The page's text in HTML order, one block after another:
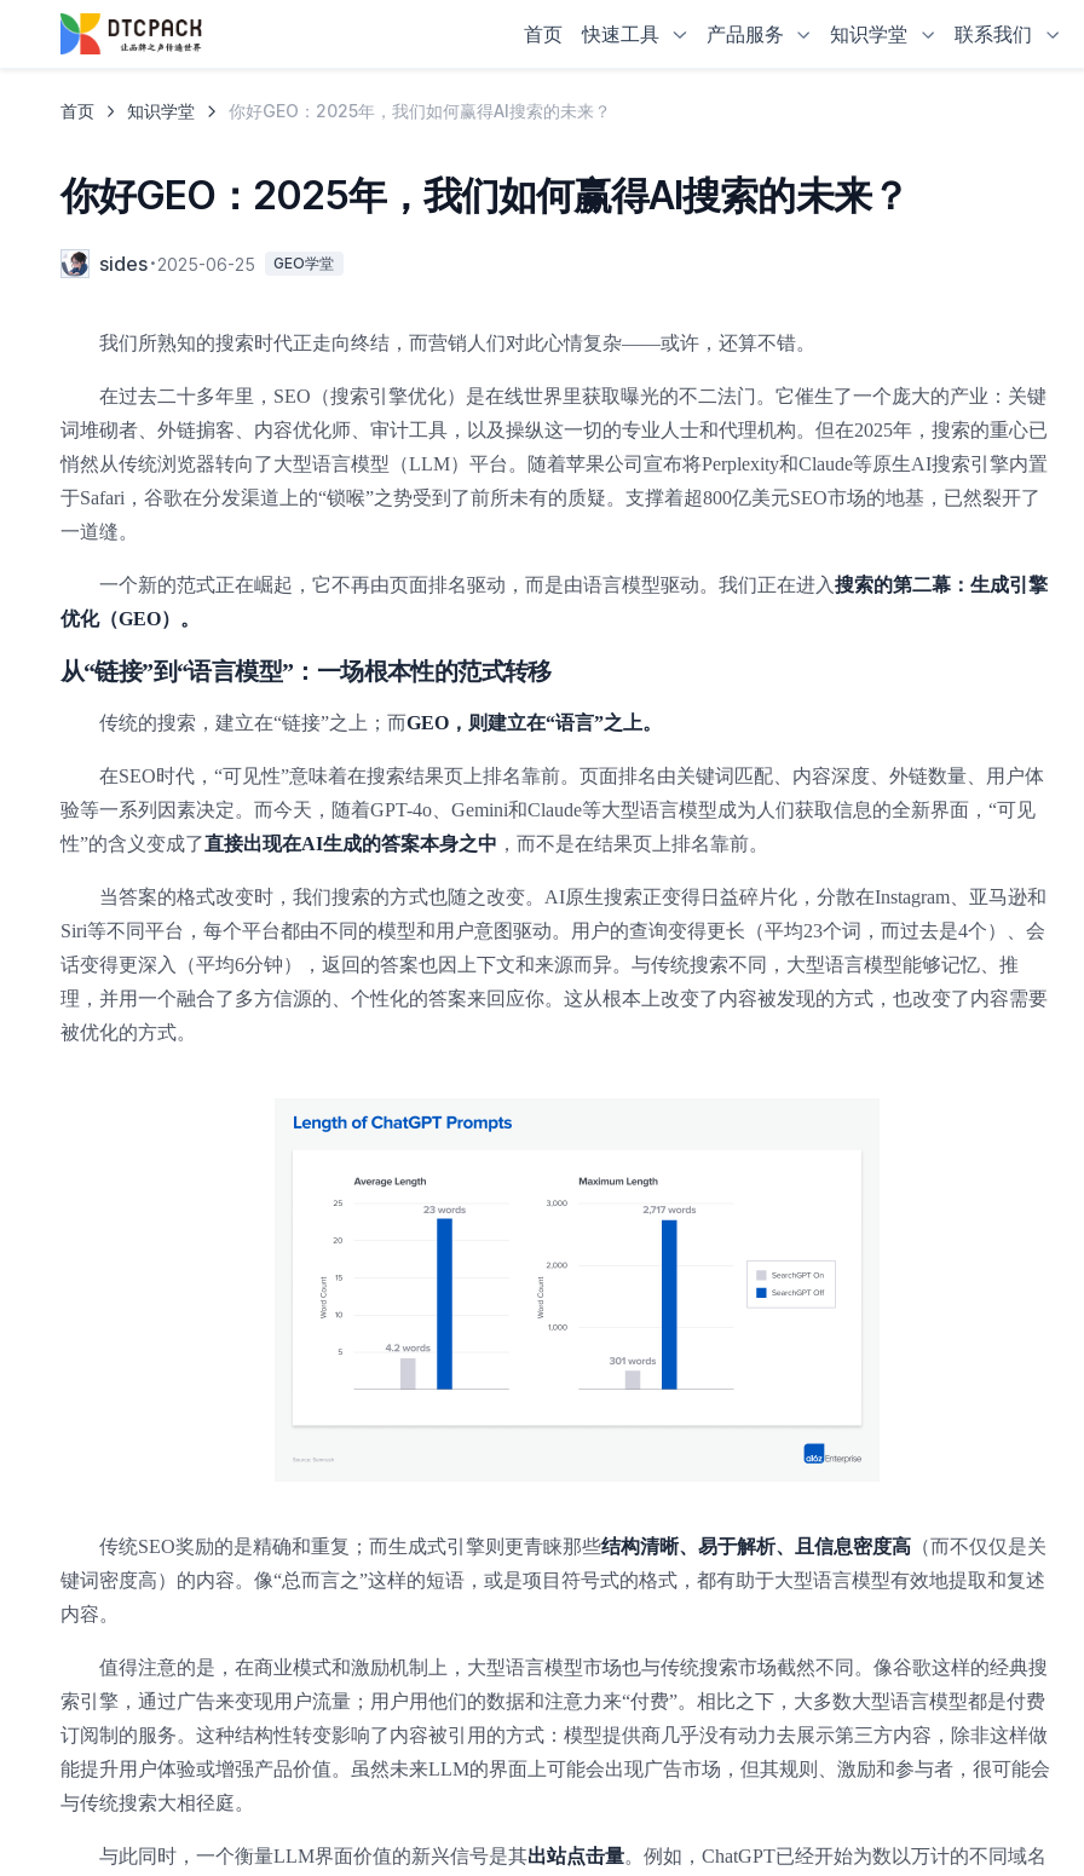
首页 快速工具 产品服务 知识学堂 联系我们
首页 知识学堂 你好GEO：2025年，我们如何赢得AI搜索的未来？
你好GEO：2025年，我们如何赢得AI搜索的未来？
sides 2025-06-25 GEO学堂
我们所熟知的搜索时代正走向终结，而营销人们对此心情复杂——或许，还算不错。
在过去二十多年里，SEO（搜索引擎优化）是在线世界里获取曝光的不二法门。它催生了一个庞大的产业：关键
词堆砌者、外链掮客、内容优化师、审计工具，以及操纵这一切的专业人士和代理机构。但在2025年，搜索的重心已
悄然从传统浏览器转向了大型语言模型（LLM）平台。随着苹果公司宣布将Perplexity和Claude等原生AI搜索引擎内置
于Safari，谷歌在分发渠道上的“锁喉”之势受到了前所未有的质疑。支撑着超800亿美元SEO市场的地基，已然裂开了
一道缝。
一个新的范式正在崛起，它不再由页面排名驱动，而是由语言模型驱动。我们正在进入搜索的第二幕：生成引擎
优化（GEO）。
从“链接”到“语言模型”：一场根本性的范式转移
传统的搜索，建立在“链接”之上；而GEO，则建立在“语言”之上。
在SEO时代，“可见性”意味着在搜索结果页上排名靠前。页面排名由关键词匹配、内容深度、外链数量、用户体
验等一系列因素决定。而今天，随着GPT-4o、Gemini和Claude等大型语言模型成为人们获取信息的全新界面，“可见
性”的含义变成了直接出现在AI生成的答案本身之中 ，而不是在结果页上排名靠前。
当答案的格式改变时，我们搜索的方式也随之改变。AI原生搜索正变得日益碎片化，分散在Instagram、亚马逊和
Siri等不同平台，每个平台都由不同的模型和用户意图驱动。用户的查询变得更长（平均23个词，而过去是4个）、会
话变得更深入（平均6分钟），返回的答案也因上下文和来源而异。与传统搜索不同，大型语言模型能够记忆、推
理，并用一个融合了多方信源的、个性化的答案来回应你。这从根本上改变了内容被发现的方式，也改变了内容需要
被优化的方式。
传统SEO奖励的是精确和重复；而生成式引擎则更青睐那些结构清晰、易于解析、且信息密度高（而不仅仅是关
键词密度高）的内容。像“总而言之”这样的短语，或是项目符号式的格式，都有助于大型语言模型有效地提取和复述
内容。
值得注意的是，在商业模式和激励机制上，大型语言模型市场也与传统搜索市场截然不同。像谷歌这样的经典搜
索引擎，通过广告来变现用户流量；用户用他们的数据和注意力来“付费”。相比之下，大多数大型语言模型都是付费
订阅制的服务。这种结构性转变影响了内容被引用的方式：模型提供商几乎没有动力去展示第三方内容，除非这样做
能提升用户体验或增强产品价值。虽然未来LLM的界面上可能会出现广告市场，但其规则、激励和参与者，很可能会
与传统搜索大相径庭。
与此同时，一个衡量LLM界面价值的新兴信号是其出站点击量。例如，ChatGPT已经开始为数以万计的不同域名